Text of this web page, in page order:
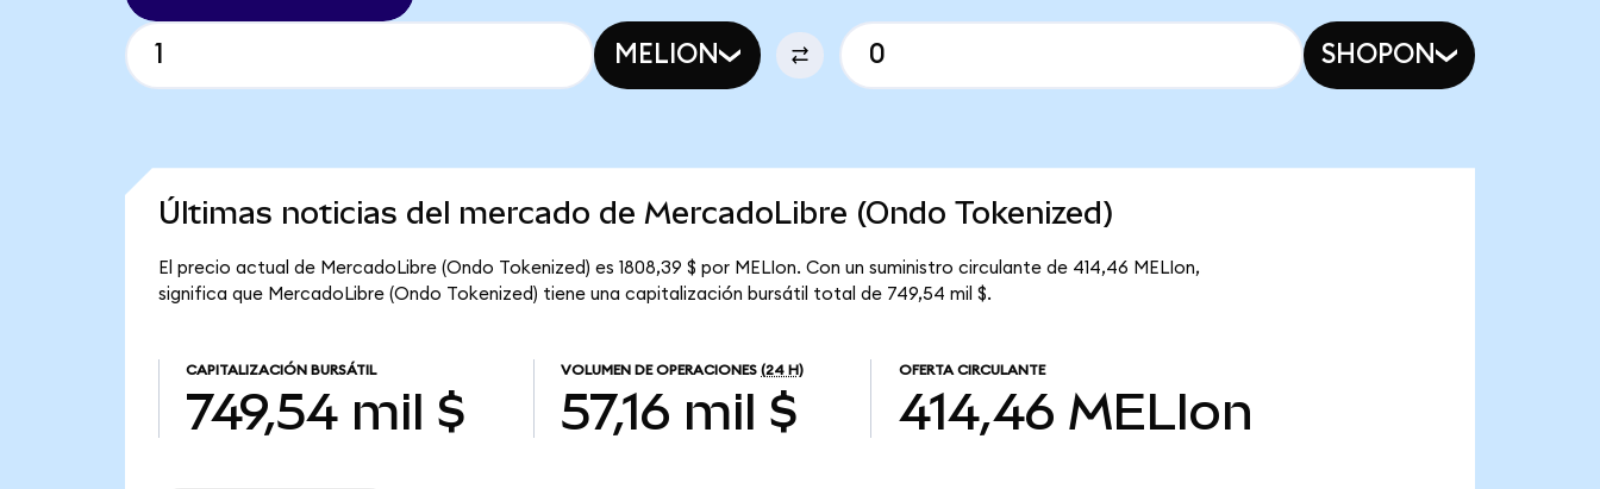
MELION SHOPON
Últimas noticias del mercado de MercadoLibre (Ondo Tokenized)
El precio actual de MercadoLibre (Ondo Tokenized) es 1808,39 $ por MELIon. Con un suministro circulante de 414,46 MELIon,
significa que MercadoLibre (Ondo Tokenized) tiene una capitalización bursátil total de 749,54 mil $.
CAPITALIZACIÓN BURSÁTIL
749,54 mil $
VOLUMEN DE OPERACIONES (24 H)
57,16 mil $
OFERTA CIRCULANTE
414,46 MELIon